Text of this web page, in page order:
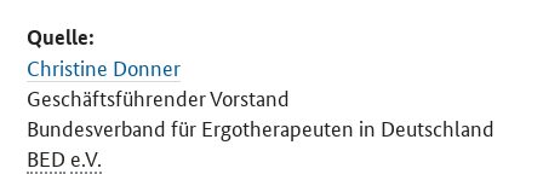
Quelle:
Christine Donner
Geschäftsführender Vorstand
Bundesverband für Ergotherapeuten in Deutschland
BED e.V.